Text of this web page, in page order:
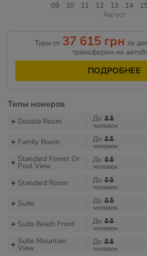
09 10 11 12 13 14
Август
Туры от 37 615 грн за
трансфером на
ПОДРОБНЕЕ
Типы номеров
Double Room До
человек
Family Room До
человек
Standard Forest Or
Pool View
До
человек
Standard Room До
человек
Suite До
человек
Suite Beach Front До
человек
Suite Mountain
View
До
человек